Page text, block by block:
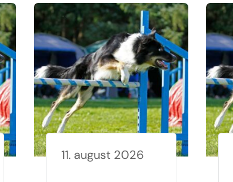
11. august 2026